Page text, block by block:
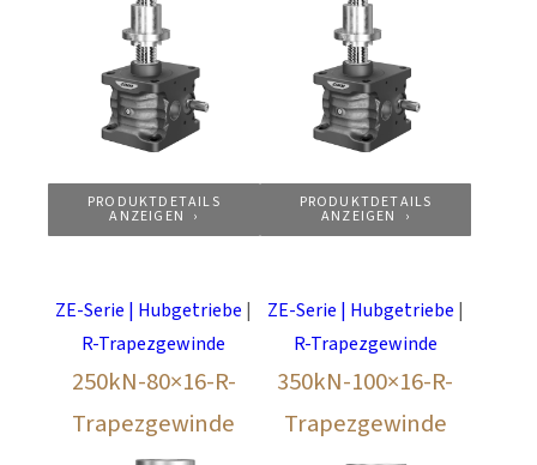
PRODUKTDETAILS
ANZEIGEN
PRODUKTDETAILS
ANZEIGEN
ZE-Serie | Hubgetriebe |
R-Trapezgewinde
250kN-80×16-R-
Trapezgewinde
ZE-Serie | Hubgetriebe |
R-Trapezgewinde
350kN-100×16-R-
Trapezgewinde